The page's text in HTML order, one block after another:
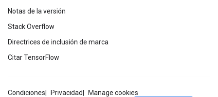
Notas de la versión
Stack Overflow
Directrices de inclusión de marca
Citar TensorFlow
Condiciones Privacidad
Manage cookies